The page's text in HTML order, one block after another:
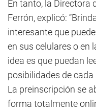
En tanto, la Directora
Ferrón, explicó:
interesante que
en sus celulares o en
idea es que puedan
posibilidades de cada
La preinscripción se
forma totalmente